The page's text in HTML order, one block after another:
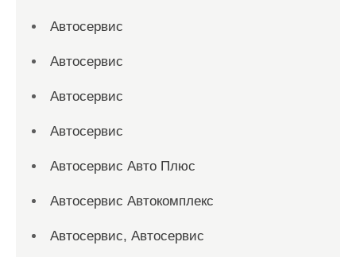
Автосервис
Автосервис
Автосервис
Автосервис
Автосервис Авто Плюс
Автосервис Автокомплекс
Автосервис, Автосервис